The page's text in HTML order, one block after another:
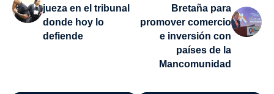
jueza en el tribunal
donde hoy lo
defiende
Bretaña para
promover comercio
e inversión con
países de la
Mancomunidad